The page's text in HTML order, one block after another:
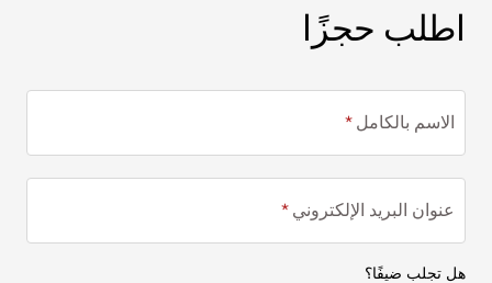
اطلب حجزًا
اطلب حجزًا
الاسم بالكامل
عنوان البريد الإلكتروني
هل تجلب ضيفًا؟